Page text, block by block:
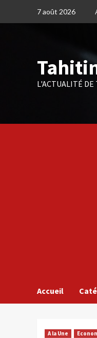
7 août 2026
L'ACTUALITÉ DE
Accueil
A la Une